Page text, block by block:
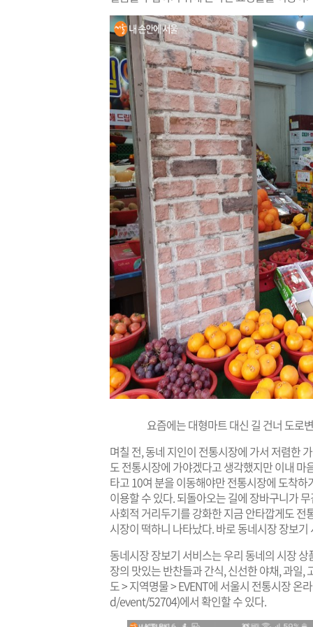
요즘에는 대형마트 대신 길 건너 도
며칠 전, 동네 지인이 전통시장에 가서 저렴한
도 전통시장에 가야겠다고 생각했지만 이내
타고 10여 분을 이동해야만 전통시장에 도착
이용할 수 있다. 되돌아오는 길에 장바구니가
사회적 거리두기를 강화한 지금 안타깝게도
시장이 떡하니 나타났다. 바로 동네시장 장보기
동네시장 장보기 서비스는 우리 동네의 시장
장의 맛있는 반찬들과 간식, 신선한 야채, 과일
도 > 지역명물 > EVENT에 서울시 전통시장 온
d/event/52704)에서 확인할 수 있다.